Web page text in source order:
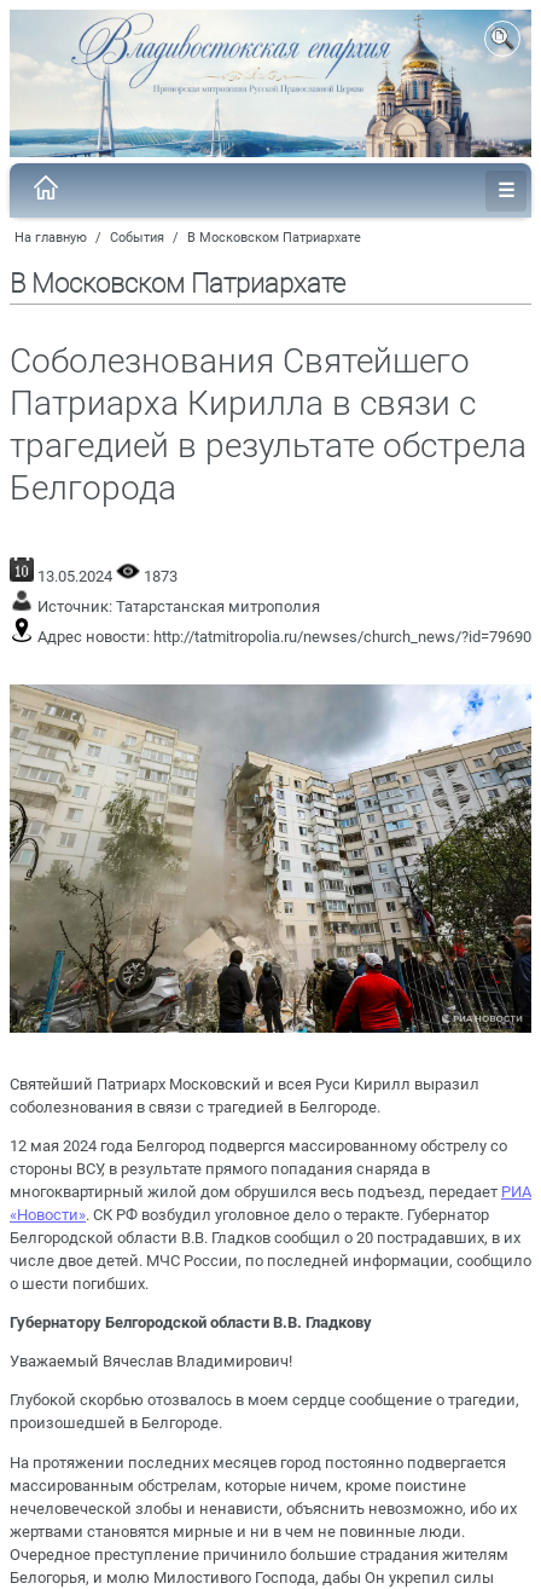
На главную / События / В Московском Патриархате
В Московском Патриархате
Соболезнования Святейшего
Патриарха Кирилла в связи с
трагедией в результате обстрела
Белгорода
13.05.2024
1873
Источник: Татарстанская митрополия
Адрес новости: http://tatmitropolia.ru/newses/church_news/?id=79690
Святейший Патриарх Московский и всея Руси Кирилл выразил
соболезнования в связи с трагедией в Белгороде.
12 мая 2024 года Белгород подвергся массированному обстрелу со
стороны ВСУ, в результате прямого попадания снаряда в
многоквартирный жилой дом обрушился весь подъезд, передает РИА
«Новости». СК РФ возбудил уголовное дело о теракте. Губернатор
Белгородской области В.В. Гладков сообщил о 20 пострадавших, в их
числе двое детей. МЧС России, по последней информации, сообщило
о шести погибших.
Губернатору Белгородской области В.В. Гладкову
Уважаемый Вячеслав Владимирович!
Глубокой скорбью отозвалось в моем сердце сообщение о трагедии,
произошедшей в Белгороде.
На протяжении последних месяцев город постоянно подвергается
массированным обстрелам, которые ничем, кроме поистине
нечеловеческой злобы и ненависти, объяснить невозможно, ибо их
жертвами становятся мирные и ни в чем не повинные люди.
Очередное преступление причинило большие страдания жителям
Белогорья, и молю Милостивого Господа, дабы Он укрепил силы